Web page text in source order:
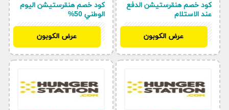
كود خصم هنقرستيشن الدفع
عند الاستلام
عرض الكوبون
كود خصم هنقرستيشن اليوم
الوطني 50%
عرض الكوبون